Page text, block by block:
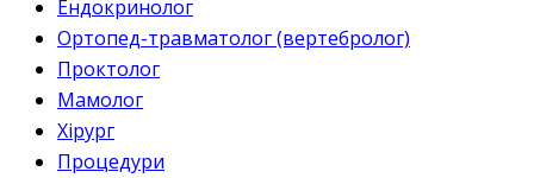
Ендокринолог
Ортопед-травматолог (вертебролог)
Проктолог
Мамолог
Хірург
Процедури